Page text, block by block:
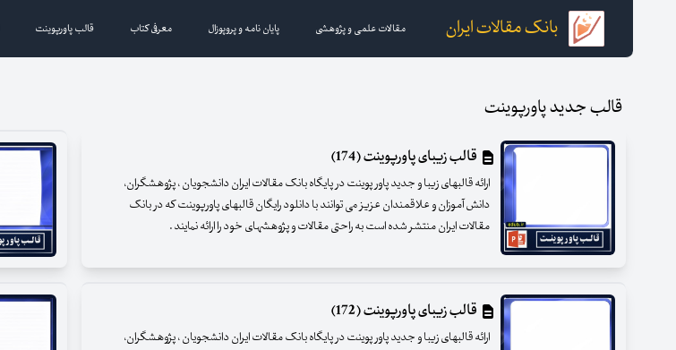
بانک مقالات ایران مقالات علمی و پژوهشی پایان نامه و پروپوزال معرفی کتاب قالب پاورپوینت
قالب جدید پاورپوینت
قالب زیبای پاورپوینت (174)
ارائه قالبهای زیبا و جدید پاور پوینت در پایگاه بانک مقالات ایران دانشجویان ، پژوهشگران،
دانش آموزان و علاقمندان عزیز می توانند با دانلود رایگان قالبهای پاورپوینت که در بانک
مقالات ایران منتشر شده است به راحتی مقالات و پژوهشهای خود را ارائه نمایند .
قالب زیبای پاورپوینت (172)
ارائه قالبهای زیبا و جدید پاور پوینت در پایگاه بانک مقالات ایران دانشجویان ، پژوهشگران،